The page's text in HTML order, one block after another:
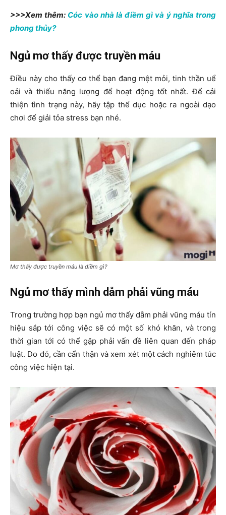
>>>Xem thêm: Cóc vào nhà là điềm gì và ý nghĩa trong
phong thủy?
Ngủ mơ thấy được truyền máu
Điều này cho thấy cơ thể bạn đang mệt mỏi, tinh thần uể
oải và thiếu năng lượng để hoạt động tốt nhất. Để cải
thiện tình trạng này, hãy tập thể dục hoặc ra ngoài dạo
chơi để giải tỏa stress bạn nhé.
Mơ thấy được truyền máu là điềm gì?
Ngủ mơ thấy mình dẫm phải vũng máu
Trong trường hợp bạn ngủ mơ thấy dẫm phải vũng máu tín
hiệu sắp tới công việc sẽ có một số khó khăn, và trong
thời gian tới có thể gặp phải vấn đề liên quan đến pháp
luật. Do đó, cần cẩn thận và xem xét một cách nghiêm túc
công việc hiện tại.